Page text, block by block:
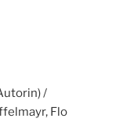
/
Flo